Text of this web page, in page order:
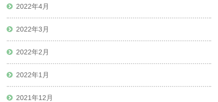
2022年4月
2022年3月
2022年2月
2022年1月
2021年12月